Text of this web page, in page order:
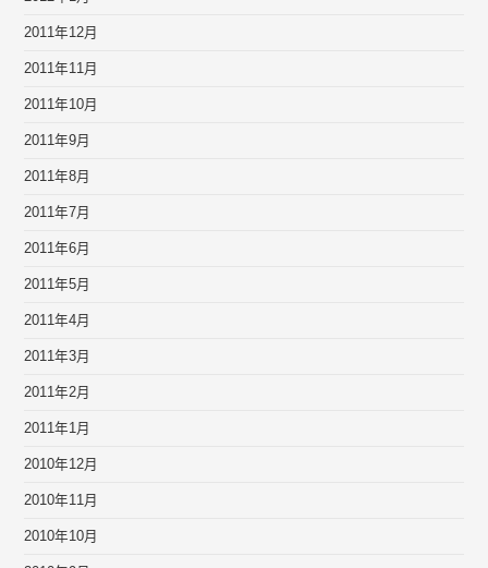
2011年12月
2011年11月
2011年10月
2011年9月
2011年8月
2011年7月
2011年6月
2011年5月
2011年4月
2011年3月
2011年2月
2011年1月
2010年12月
2010年11月
2010年10月